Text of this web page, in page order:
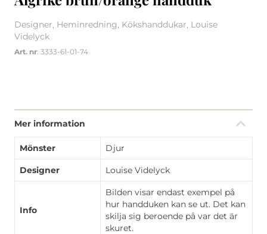
Designer, Heminredning, Kökshanddukar, Louise
Videlyck
Art. nr: 3333-61-01-74
Mer information
Mönster Djur
Designer Louise Videlyck
Info
Bilden visar endast exempel på
hur handduken kan se ut. Det kan
skilja sig beroende på var det är
skuret.